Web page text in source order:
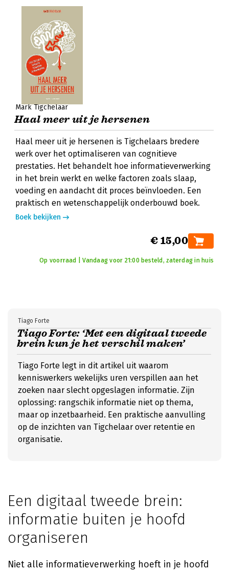
Mark Tigchelaar
Haal meer uit je hersenen
Haal meer uit je hersenen is Tigchelaars bredere
werk over het optimaliseren van cognitieve
prestaties. Het behandelt hoe informatieverwerking
in het brein werkt en welke factoren zoals slaap,
voeding en aandacht dit proces beïnvloeden. Een
praktisch en wetenschappelijk onderbouwd boek.
Boek bekijken
€ 15,00
Op voorraad | Vandaag voor 21:00 besteld, zaterdag in huis
Tiago Forte: ‘Met een digitaal tweede
brein kun je het verschil maken’
Tiago Forte
Tiago Forte legt in dit artikel uit waarom
kenniswerkers wekelijks uren verspillen aan het
zoeken naar slecht opgeslagen informatie. Zijn
oplossing: rangschik informatie niet op thema,
maar op inzetbaarheid. Een praktische aanvulling
op de inzichten van Tigchelaar over retentie en
organisatie.
Een digitaal tweede brein:
informatie buiten je hoofd
organiseren
Niet alle informatieverwerking hoeft in je hoofd